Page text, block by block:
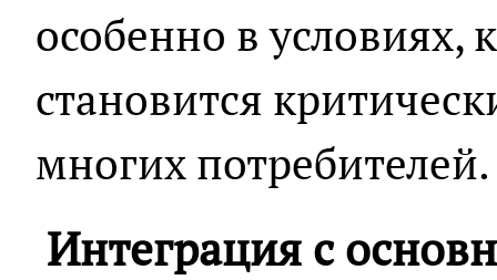
особенно в условиях,
становится
многих потребителей.
Интеграция с